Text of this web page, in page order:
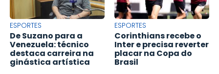
ESPORTES
De Suzano para a
Venezuela: técnico
destaca carreira na
ginástica artística
ESPORTES
Corinthians recebe o
Inter e precisa reverter
placar na Copa do
Brasil